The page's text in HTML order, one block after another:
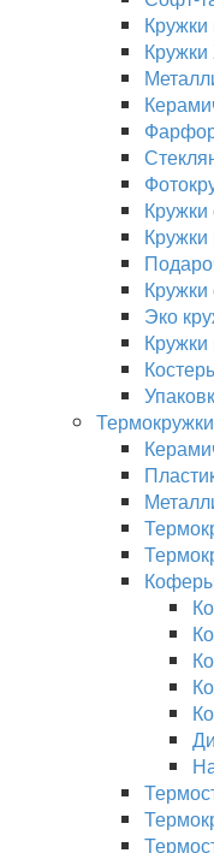
Кружки
Кружки
Кружки
Эко
Кружки
Термокружки